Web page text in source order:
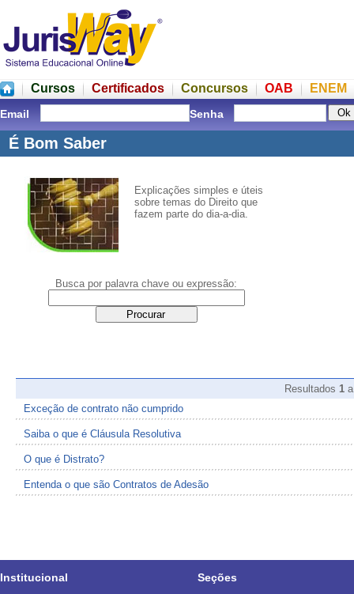
Cursos Certificados Concursos OAB ENEM
Email Senha
É Bom Saber
Explicações simples e úteis
sobre temas do Direito que
fazem parte do dia-a-dia.
Busca por palavra chave ou expressão:
Resultados 1
Exceção de contrato não cumprido
Saiba o que é Cláusula Resolutiva
O que é Distrato?
Entenda o que são Contratos de Adesão
Institucional Seções